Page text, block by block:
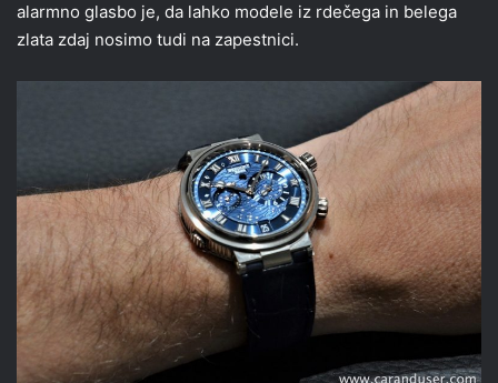
alarmno glasbo je, da lahko modele iz rdečega in belega
zlata zdaj nosimo tudi na zapestnici.